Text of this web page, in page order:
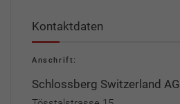
Kontaktdaten
Anschrift:
Schlossberg Switzerland AG